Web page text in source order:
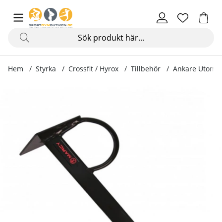
Hem Styrka Crossfit / Hyrox Tillbehör Ankare